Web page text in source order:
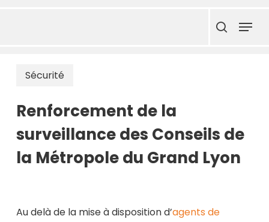
search
Menu
Sécurité
Renforcement de la
surveillance des Conseils de
la Métropole du Grand Lyon
Au delà de la mise à disposition d’agents de